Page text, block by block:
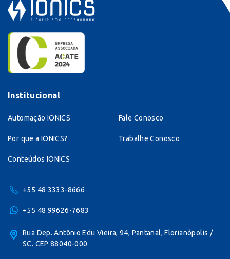
Institucional
Automação IONICS
Por que a IONICS?
Conteúdos IONICS
Fale Conosco
Trabalhe Conosco
+55 48 3333-8666
+55 48 99626-7683
Rua Dep. Antônio Edu Vieira, 94, Pantanal, Florianópolis /
SC. CEP 88040-000